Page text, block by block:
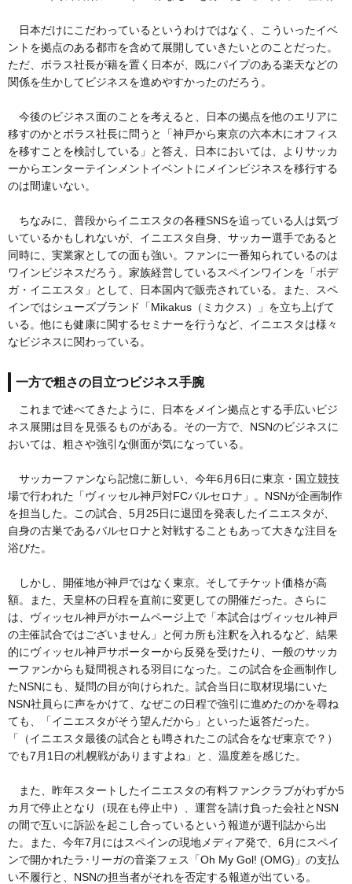
日本だけにこだわっているというわけではなく、こういったイベ
ントを拠点のある都市を含めて展開していきたいとのことだった。
ただ、ボラス社長が籍を置く日本が、既にパイプのある楽天などの
関係を生かしてビジネスを進めやすかったのだろう。
今後のビジネス面のことを考えると、日本の拠点を他のエリアに
移すのかとボラス社長に問うと「神戸から東京の六本木にオフィス
を移すことを検討している」と答え、日本においては、よりサッカ
ーからエンターテインメントイベントにメインビジネスを移行する
のは間違いない。
ちなみに、普段からイニエスタの各種SNSを追っている人は気づ
いているかもしれないが、イニエスタ自身、サッカー選手であると
同時に、実業家としての面も強い。ファンに一番知られているのは
ワインビジネスだろう。家族経営しているスペインワインを「ボデ
ガ・イニエスタ」として、日本国内で販売されている。また、スペ
インではシューズブランド「Mikakus（ミカクス）」を立ち上げて
いる。他にも健康に関するセミナーを行うなど、イニエスタは様々
なビジネスに関わっている。
一方で粗さの目立つビジネス手腕
これまで述べてきたように、日本をメイン拠点とする手広いビジ
ネス展開は目を見張るものがある。その一方で、NSNのビジネスに
おいては、粗さや強引な側面が気になっている。
サッカーファンなら記憶に新しい、今年6月6日に東京・国立競技
場で行われた「ヴィッセル神戸対FCバルセロナ」。NSNが企画制作
を担当した。この試合、5月25日に退団を発表したイニエスタが、
自身の古巣であるバルセロナと対戦することもあって大きな注目を
浴びた。
しかし、開催地が神戸ではなく東京。そしてチケット価格が高
額。また、天皇杯の日程を直前に変更しての開催だった。さらに
は、ヴィッセル神戸がホームページ上で「本試合はヴィッセル神戸
の主催試合ではございません」と何カ所も注釈を入れるなど、結果
的にヴィッセル神戸サポーターから反発を受けたり、一般のサッカ
ーファンからも疑問視される羽目になった。この試合を企画制作し
たNSNにも、疑問の目が向けられた。試合当日に取材現場にいた
NSN社員らに声をかけて、なぜこの日程で強引に進めたのかを尋ね
ても、「イニエスタがそう望んだから」といった返答だった。
「（イニエスタ最後の試合とも噂されたこの試合をなぜ東京で？）
でも7月1日の札幌戦がありますよね」と、温度差を感じた。
また、昨年スタートしたイニエスタの有料ファンクラブがわずか5
カ月で停止となり（現在も停止中）、運営を請け負った会社とNSN
の間で互いに訴訟を起こし合っているという報道が週刊誌から出
た。また、今年7月にはスペインの現地メディア発で、6月にスペイ
ンで開かれたラ･リーガの音楽フェス「Oh My Gol! (OMG)」の支払
い不履行と、NSNの担当者がそれを否定する報道が出ている。